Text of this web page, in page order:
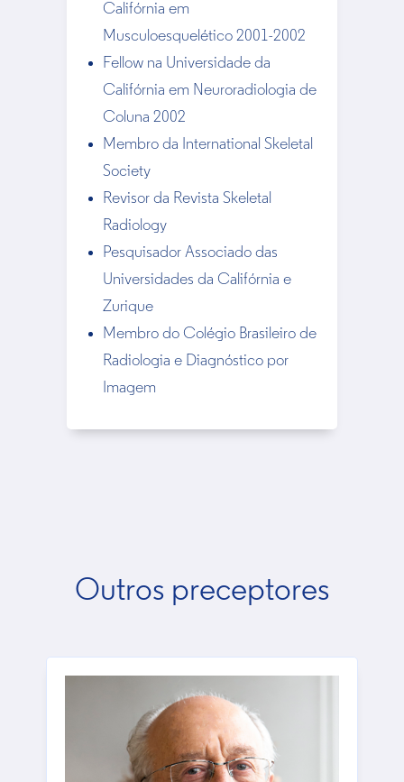
Califórnia em
Musculoesquelético 2001-2002
Fellow na Universidade da
Califórnia em Neuroradiologia de
Coluna 2002
Membro da International Skeletal
Society
Revisor da Revista Skeletal
Radiology
Pesquisador Associado das
Universidades da Califórnia e
Zurique
Membro do Colégio Brasileiro de
Radiologia e Diagnóstico por
Imagem
Outros preceptores